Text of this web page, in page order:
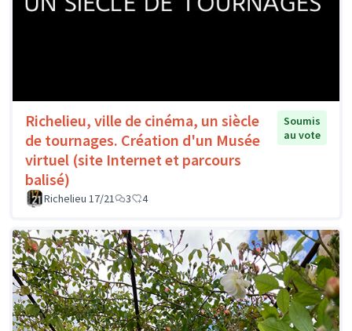
Richelieu, ville de cinéma, un siècle
de tournages. Création d'un Musée
virtuel (site Internet et parcours
balisé)
Soumis
au vote
Richelieu 17/21 3 4